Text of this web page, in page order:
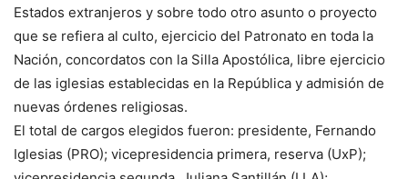
Estados extranjeros y sobre todo otro asunto o proyecto
que se refiera al culto, ejercicio del Patronato en toda la
Nación, concordatos con la Silla Apostólica, libre ejercicio
de las iglesias establecidas en la República y admisión de
nuevas órdenes religiosas.
El total de cargos elegidos fueron: presidente, Fernando
Iglesias (PRO); vicepresidencia primera, reserva (UxP);